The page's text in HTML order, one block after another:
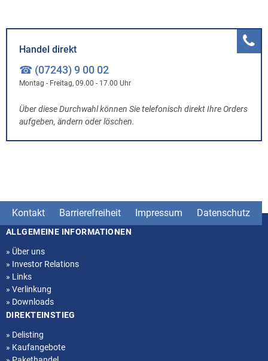
Handel direkt
☎ (07243) 9 00 02
Montag - Freitag, 09.00 - 17.00 Uhr
Über diese Durchwahl können Sie telefonisch direkt Ihre Orders
aufgeben, ändern oder löschen.
Kontakt Barrierefreiheit Impressum Datenschutz
Seitenstruktur
ALLGEMEINE INFORMATIONEN
» Über uns
» Investor Relations
» Links
» Verlinkung
» Downloads
DIREKTEINSTIEG
» Delisting
» Kaufangebote